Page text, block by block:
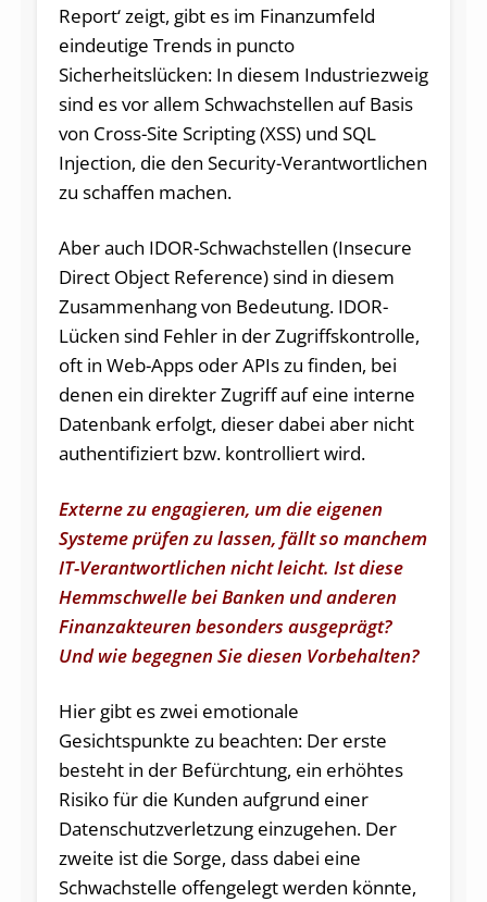
Report‘ zeigt, gibt es im Finanzumfeld
eindeutige Trends in puncto
Sicherheitslücken: In diesem Industriezweig
sind es vor allem Schwachstellen auf Basis
von Cross-Site Scripting (XSS) und SQL
Injection, die den Security-Verantwortlichen
zu schaffen machen.
Aber auch IDOR-Schwachstellen (Insecure
Direct Object Reference) sind in diesem
Zusammenhang von Bedeutung. IDOR-
Lücken sind Fehler in der Zugriffskontrolle,
oft in Web-Apps oder APIs zu finden, bei
denen ein direkter Zugriff auf eine interne
Datenbank erfolgt, dieser dabei aber nicht
authentifiziert bzw. kontrolliert wird.
Externe zu engagieren, um die eigenen
Systeme prüfen zu lassen, fällt so manchem
IT-Verantwortlichen nicht leicht. Ist diese
Hemmschwelle bei Banken und anderen
Finanzakteuren besonders ausgeprägt?
Und wie begegnen Sie diesen Vorbehalten?
Hier gibt es zwei emotionale
Gesichtspunkte zu beachten: Der erste
besteht in der Befürchtung, ein erhöhtes
Risiko für die Kunden aufgrund einer
Datenschutzverletzung einzugehen. Der
zweite ist die Sorge, dass dabei eine
Schwachstelle offengelegt werden könnte,